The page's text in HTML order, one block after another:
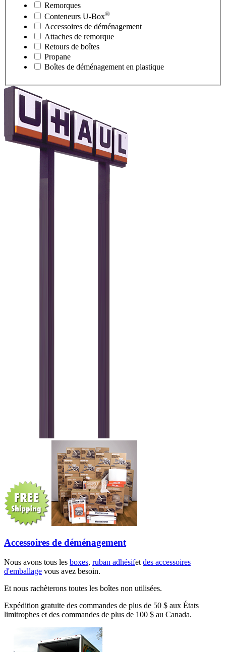
Remorques
Conteneurs U-Box®
Accessoires de déménagement
Attaches de remorque
Retours de boîtes
Propane
Boîtes de déménagement en plastique
Accessoires de déménagement
Nous avons tous les boxes, ruban adhésifet des accessoires
d'emballage vous avez besoin.
Et nous rachèterons toutes les boîtes non utilisées.
Expédition gratuite des commandes de plus de 50 $ aux États
limitrophes et des commandes de plus de 100 $ au Canada.